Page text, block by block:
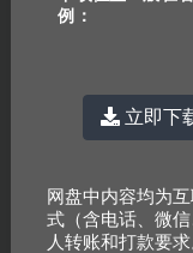
有偿反馈：
为什么有
资源，3.本站独
问： 为什么有些
例：
立即下
网盘中内容均为
式（含电话、微
人转账和打款要求